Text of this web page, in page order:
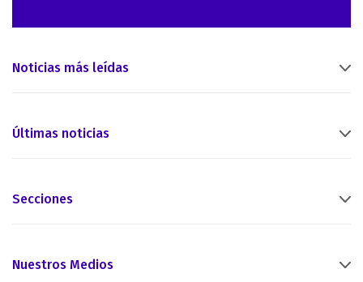
Noticias más leídas
Últimas noticias
Secciones
Nuestros Medios